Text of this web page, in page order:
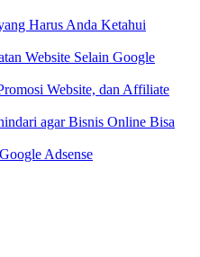
Harus Anda Ketahui
Website Selain Google
Website, dan Affiliate
agar Bisnis Online Bisa
Adsense